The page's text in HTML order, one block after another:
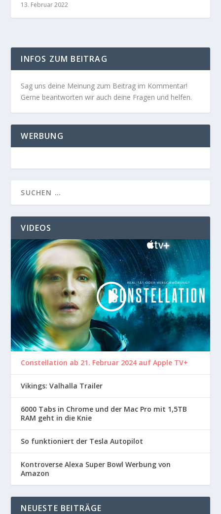
13. Februar 2022
INFOS ZUM BEITRAG
Sag uns deine Meinung zum Beitrag im Kommentar!
Gerne beantworten wir auch deine Fragen und helfen.
WERBUNG
VIDEOS
Constellation ab 21. Februar 2024 auf Apple TV+
Vikings: Valhalla Trailer
6000 Tabs in Chrome und der Mac Pro mit 1,5TB
RAM geht in die Knie
So funktioniert der Tesla Autopilot
Kontroverse Alexa Super Bowl Werbung von
Amazon
NEUESTE BEITRÄGE